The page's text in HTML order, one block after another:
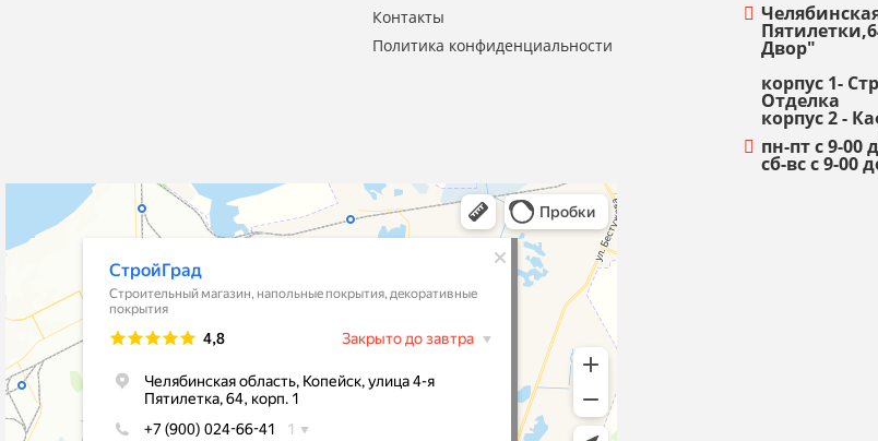
Контакты
Политика конфиденциальности
Двор"
корпус 1-
Отделка
корпус 2 -
пн-пт с 9-00
сб-вс с 9-00